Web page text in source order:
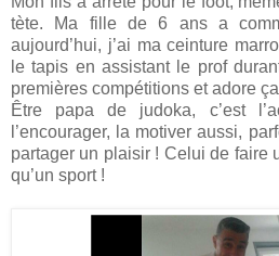
tète. Ma fille de 6 ans a
aujourd’hui, j’ai ma ceinture
le tapis en assistant le prof
premières compétitions et adore
Être papa de judoka, c’est
l’encourager, la motiver aussi,
partager un plaisir ! Celui de faire
qu’un sport !